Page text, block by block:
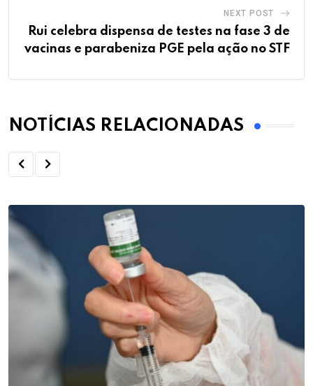
NEXT POST
Rui celebra dispensa de testes na fase 3 de
vacinas e parabeniza PGE pela ação no STF
NOTÍCIAS RELACIONADAS